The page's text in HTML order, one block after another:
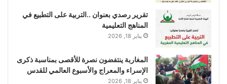
تقرير رصدي بعنوان ..التربية على التطبيع في
المناهج التعليمية
يناير 18, 2026
المغاربة ينتفضون نصرة للأقصى بمناسبة ذكرى
الإسراء والمعراج والأسبوع العالمي للقدس
يناير 18, 2026